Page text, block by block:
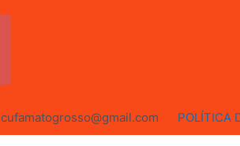
cufamatogrosso@gmail.com POLÍTICA